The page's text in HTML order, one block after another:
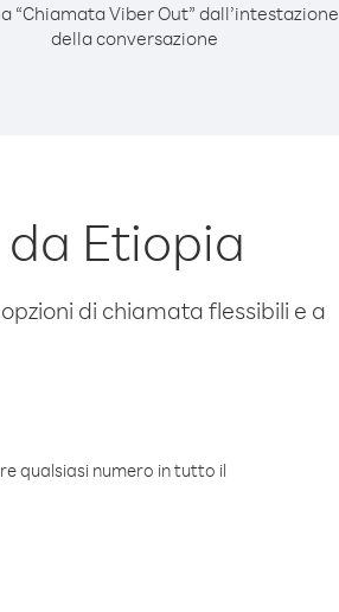
“Chiamata Viber Out” dall’intestazione
della conversazione
Etiopia
di chiamata flessibili e a
qualsiasi numero in tutto il